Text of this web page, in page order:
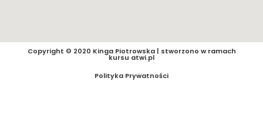
Copyright © 2020 Kinga Piotrowska | stworzono w ramach
kursu atwi.pl
Polityka Prywatności